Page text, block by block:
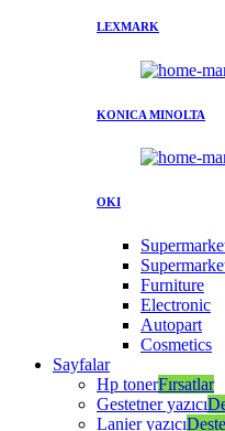
LEXMARK
KONICA MINOLTA
OKI
Furniture
Electronic
Autopart
Cosmetics
Sayfalar
Hp tonerFırsatlar
Gestetner yazıcı
Lanier yazıcı